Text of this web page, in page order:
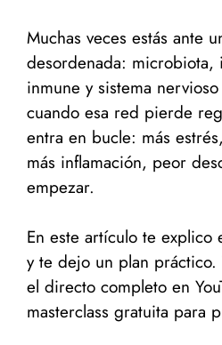
Muchas veces estás ante
desordenada: microbiota,
inmune y sistema
cuando esa red pierde
entra en bucle: más
más inflamación, peor
empezar.
En este artículo te explico
y te dejo un plan práctico.
el directo completo en
masterclass gratuita para